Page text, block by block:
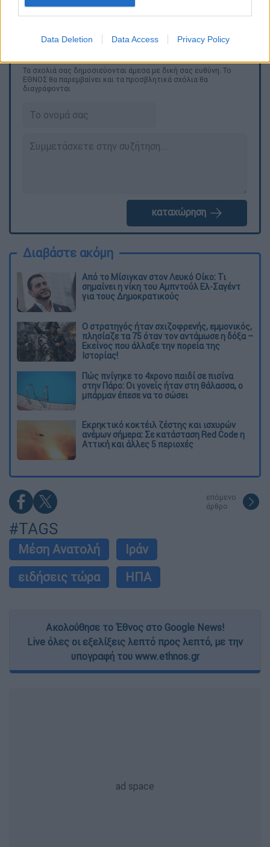
Data Deletion Data Access Privacy Policy
μαζί με άλλες, νασυμβουλευτεί ειδικούς
από τον πόλεμο στην Ουκρανία.
Τα σχολιά σας δημοσιεύονται άμεσα με δική σας ευθύνη. Το
ΕΘΝΟΣ θα παρεμβαίνει και τα προσβλητικά σχόλια θα
διαγράφονται
καταχώρηση
Διαβάστε ακόμη
Από το Μίσιγκαν στον Λευκό Οίκο: Τι
σημαίνει η νίκη του Αμπντούλ Ελ-Σαγέντ
για τους Δημοκρατικούς
O στρατηγός ήταν σχιζοφρενής, εμμονικός,
πλησίαζε τα 75 όταν τον αντάμωσε η δόξα –
Εκείνος που άλλαξε την πορεία της
Ιστορίας!
Πώς πνίγηκε το 4χρονο παιδί σε πισίνα
στην Πάρο: Οι γονείς ήταν στη θάλασσα, ο
μπάρμαν έπεσε να το σώσει
Εκρηκτικό κοκτέιλ ζέστης και ισχυρών
ανέμων σήμερα: Σε κατάσταση Red Code η
Αττική και άλλες 5 περιοχές
επόμενο
άρθρο
#TAGS
Μέση Ανατολή
Ιράν
ειδήσεις τώρα
ΗΠΑ
Ακολούθησε το Έθνος στο Google News!
Live όλες οι εξελίξεις λεπτό προς λεπτό, με την
υπογραφή του www.ethnos.gr